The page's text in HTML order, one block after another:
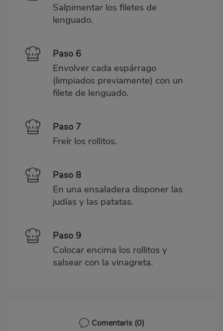
Salpimentar los filetes de
lenguado.
Paso 6
Envolver cada espárrago
(limpiados previamente) con un
filete de lenguado.
Paso 7
Freír los rollitos.
Paso 8
En una ensaladera disponer las
judías y las patatas.
Paso 9
Colocar encima los rollitos y
salsear con la vinagreta.
Comentaris (0)